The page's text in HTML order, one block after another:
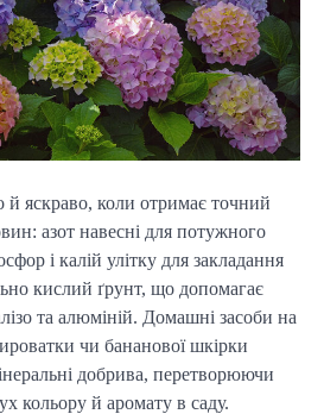
й яскраво, коли отримає точний
азот навесні для потужного
і калій улітку для закладання
кислий ґрунт, що допомагає
та алюміній. Домашні засоби на
чи бананової шкірки
добрива, перетворюючи
кольору й аромату в саду.